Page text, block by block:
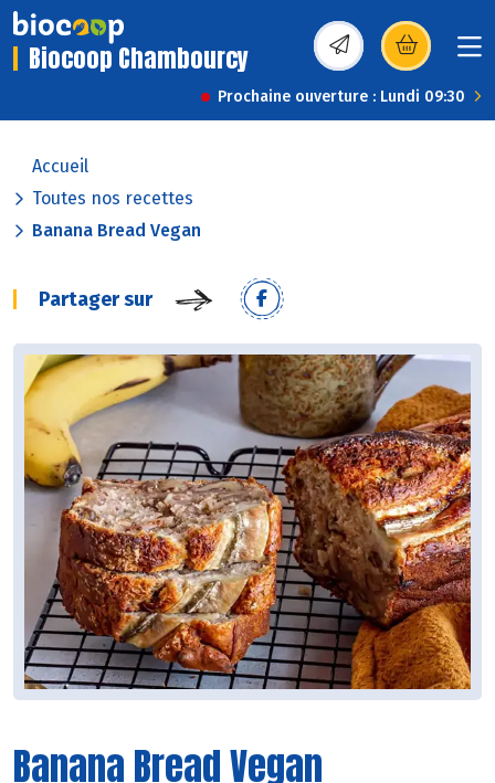
Biocoop Chambourcy (s’ouvre dans une
Prochaine ouverture : Lundi 09:30
Accueil
Toutes nos recettes
Banana Bread Vegan
Partager sur
Banana Bread Vegan